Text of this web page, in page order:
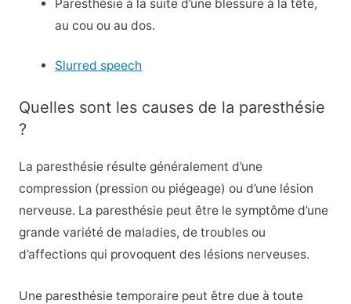
Paresthésie à la suite d’une blessure à la tête,
au cou ou au dos.
Slurred speech
Quelles sont les causes de la paresthésie
?
La paresthésie résulte généralement d’une
compression (pression ou piégeage) ou d’une lésion
nerveuse. La paresthésie peut être le symptôme d’une
grande variété de maladies, de troubles ou
d’affections qui provoquent des lésions nerveuses.
Une paresthésie temporaire peut être due à toute